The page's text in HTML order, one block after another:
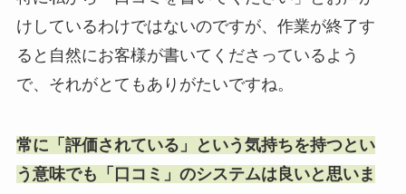
けしているわけではないのですが、作業が終了す
ると自然にお客様が書いてくださっているよう
で、それがとてもありがたいですね。
常に「評価されている」という気持ちを持つとい
う意味でも「口コミ」のシステムは良いと思いま